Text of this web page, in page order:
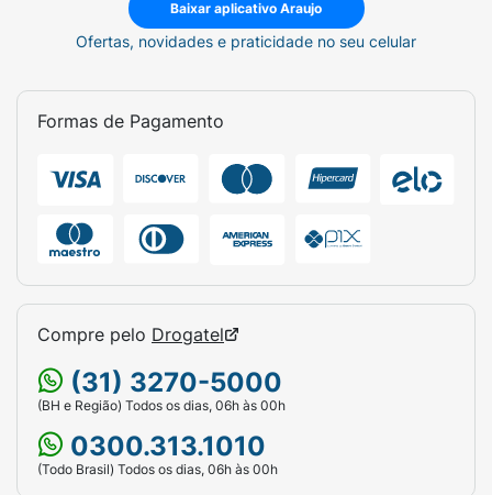
Baixar aplicativo Araujo
Ofertas, novidades e praticidade no seu celular
Formas de Pagamento
Compre pelo Drogatel
(31) 3270-5000
(BH e Região) Todos os dias, 06h às 00h
0300.313.1010
(Todo Brasil) Todos os dias, 06h às 00h